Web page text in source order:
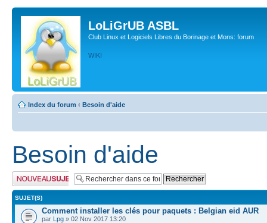
LoLiGrUB ASBL
Club Linux et Logiciels Libres du Borinage et Mons: forum
WIKI
Index du forum ‹ Besoin d'aide
Besoin d'aide
Publier un nouveau
sujet
SUJET(S)
Comment installer les clés pour paquets : Belgian eid AUR
par Lpg » 02 Nov 2017 13:20